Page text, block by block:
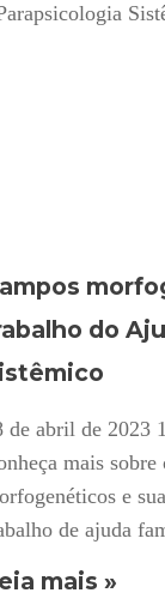
do
de abril de 2023
mais sobre
e
de ajuda
mais »